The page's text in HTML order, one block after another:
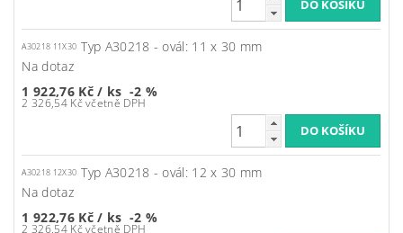
A30218 11X30 Typ A30218 - ovál: 11 x 30 mm
Na dotaz
1 922,76 Kč/ ks
2 326,54 Kč včetně DPH
-2 %
A30218 12X30 Typ A30218 - ovál: 12 x 30 mm
Na dotaz
1 922,76 Kč/ ks
2 326,54 Kč včetně DPH
-2 %